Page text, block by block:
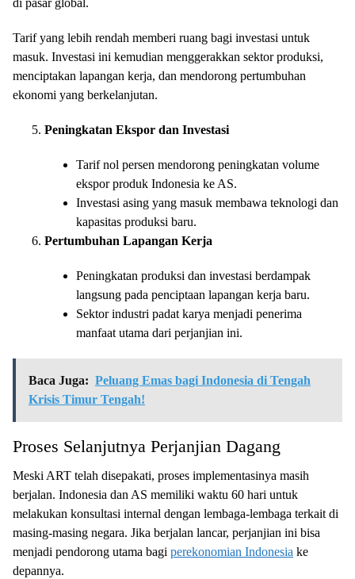
Tarif yang lebih rendah memberi ruang bagi investasi untuk
masuk. Investasi ini kemudian menggerakkan sektor produksi,
menciptakan lapangan kerja, dan mendorong pertumbuhan
ekonomi yang berkelanjutan.
Peningkatan Ekspor dan Investasi
Tarif nol persen mendorong peningkatan volume
ekspor produk Indonesia ke AS.
Investasi asing yang masuk membawa teknologi dan
kapasitas produksi baru.
Pertumbuhan Lapangan Kerja
Peningkatan produksi dan investasi berdampak
langsung pada penciptaan lapangan kerja baru.
Sektor industri padat karya menjadi penerima
manfaat utama dari perjanjian ini.
Baca Juga: Peluang Emas bagi Indonesia di Tengah
Krisis Timur Tengah!
Proses Selanjutnya Perjanjian Dagang
Meski ART telah disepakati, proses implementasinya masih
berjalan. Indonesia dan AS memiliki waktu 60 hari untuk
melakukan konsultasi internal dengan lembaga-lembaga terkait di
masing-masing negara. Jika berjalan lancar, perjanjian ini bisa
menjadi pendorong utama bagi perekonomian Indonesia ke
depannya.